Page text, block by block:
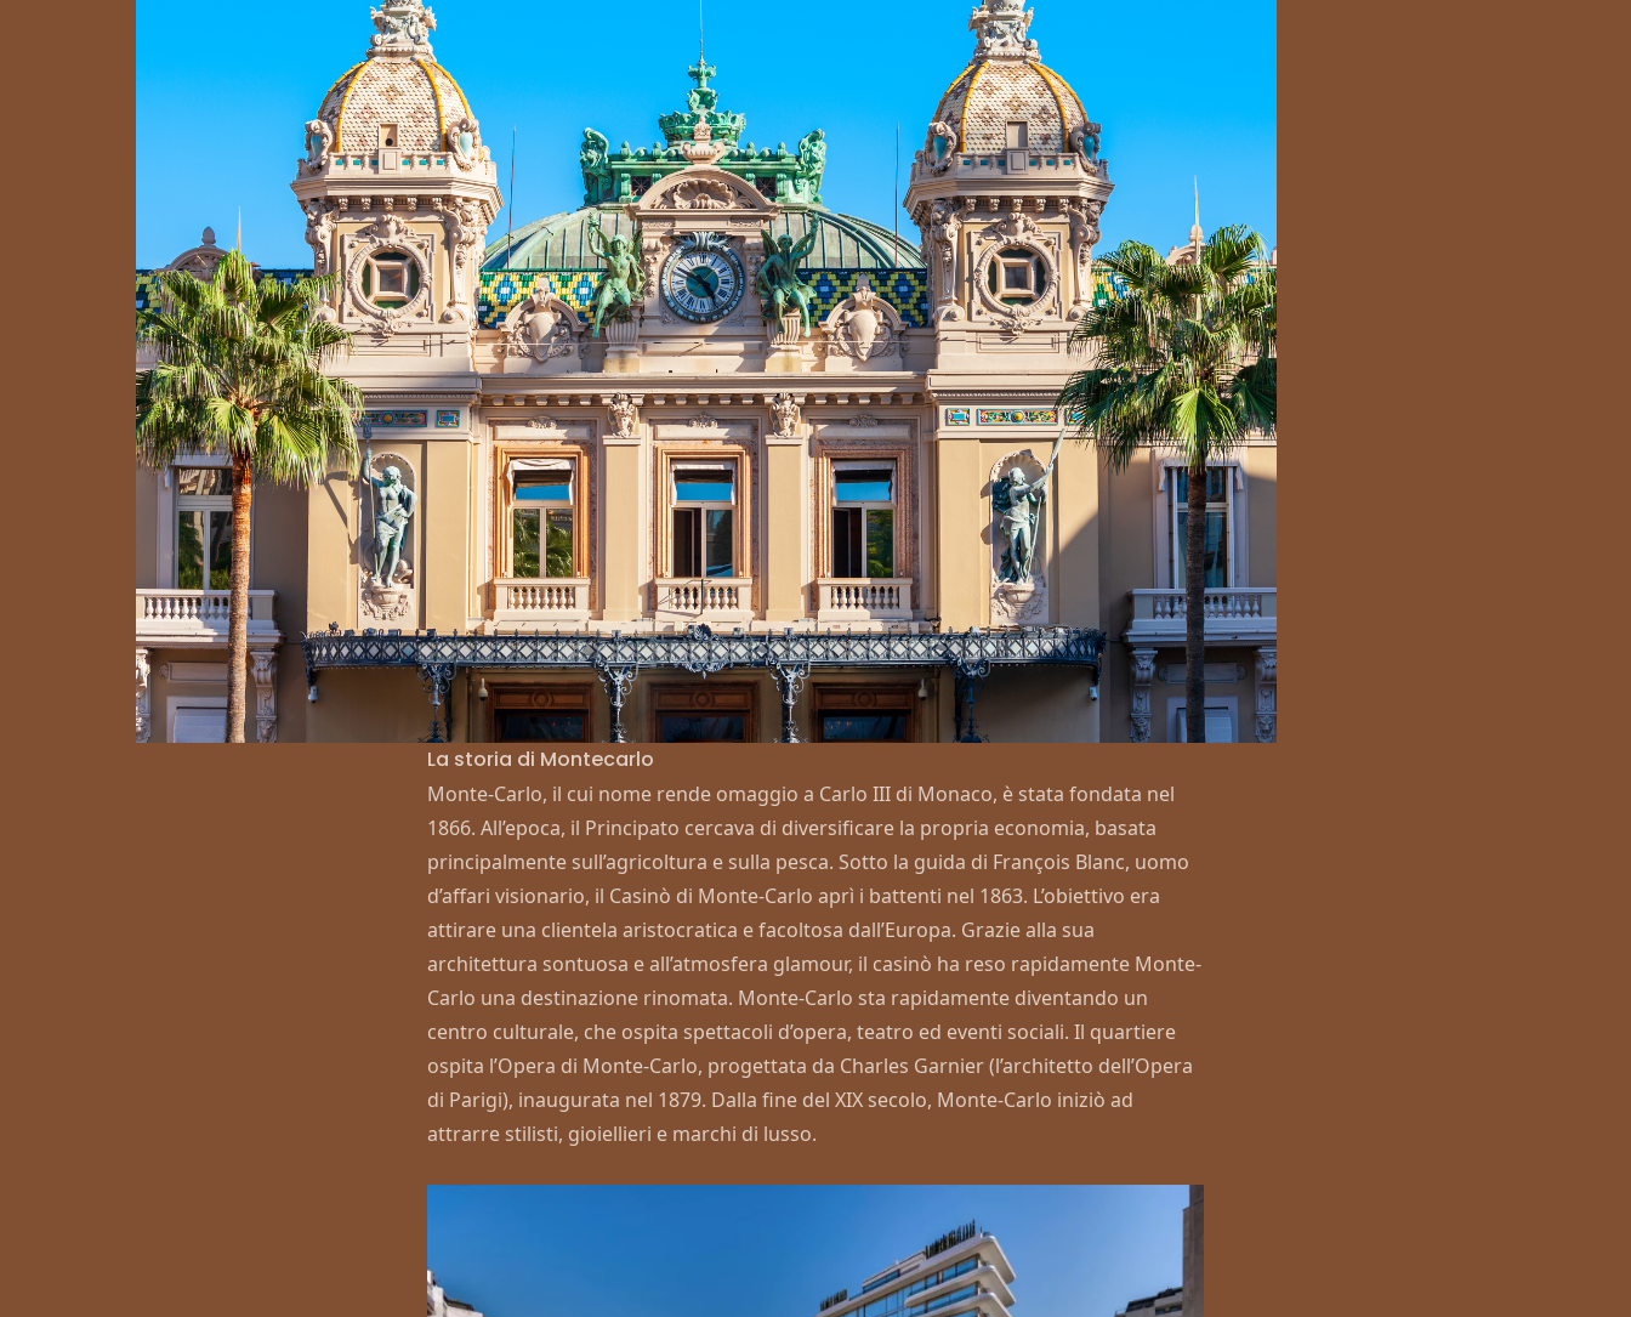
La storia di Montecarlo
Monte-Carlo, il cui nome rende omaggio a Carlo III di Monaco, è stata fondata nel
1866. All’epoca, il Principato cercava di diversificare la propria economia, basata
principalmente sull’agricoltura e sulla pesca. Sotto la guida di François Blanc, uomo
d’affari visionario, il Casinò di Monte-Carlo aprì i battenti nel 1863. L’obiettivo era
attirare una clientela aristocratica e facoltosa dall’Europa. Grazie alla sua
architettura sontuosa e all’atmosfera glamour, il casinò ha reso rapidamente Monte-
Carlo una destinazione rinomata. Monte-Carlo sta rapidamente diventando un
centro culturale, che ospita spettacoli d’opera, teatro ed eventi sociali. Il quartiere
ospita l’Opera di Monte-Carlo, progettata da Charles Garnier (l’architetto dell’Opera
di Parigi), inaugurata nel 1879. Dalla fine del XIX secolo, Monte-Carlo iniziò ad
attrarre stilisti, gioiellieri e marchi di lusso.